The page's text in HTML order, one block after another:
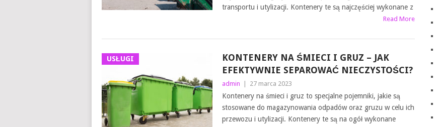
transportu i utylizacji. Kontenery te są najczęściej wykonane z
Read More
USŁUGI
KONTENERY NA ŚMIECI I GRUZ – JAK
EFEKTYWNIE SEPAROWAĆ NIECZYSTOŚCI?
admin 27 marca 2023
Kontenery na śmieci i gruz to specjalne pojemniki, jakie są
stosowane do magazynowania odpadów oraz gruzu w celu ich
przewozu i utylizacji. Kontenery te są na ogół wykonane